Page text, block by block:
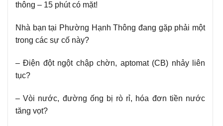
thông – 15 phút có mặt!
Nhà bạn tại Phường Hạnh Thông đang gặp phải một
trong các sự cố này?
– Điện đột ngột chập chờn, aptomat (CB) nhảy liên
tục?
– Vòi nước, đường ống bị rò rỉ, hóa đơn tiền nước
tăng vọt?